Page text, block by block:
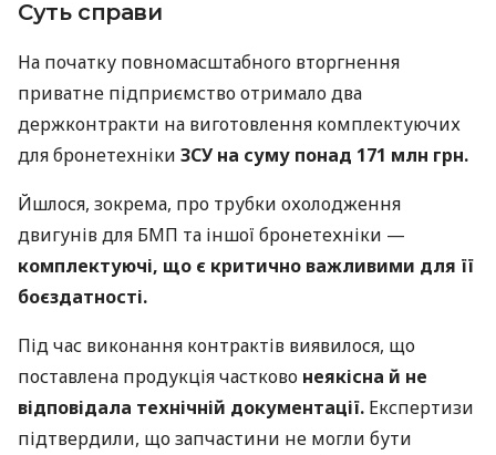
Суть справи
На початку повномасштабного вторгнення
приватне підприємство отримало два
держконтракти на виготовлення комплектуючих
для бронетехніки ЗСУ на суму понад 171 млн грн.
Йшлося, зокрема, про трубки охолодження
двигунів для БМП та іншої бронетехніки —
комплектуючі, що є критично важливими для її
боєздатності.
Під час виконання контрактів виявилося, що
поставлена продукція частково неякісна й не
відповідала технічній документації. Експертизи
підтвердили, що запчастини не могли бути